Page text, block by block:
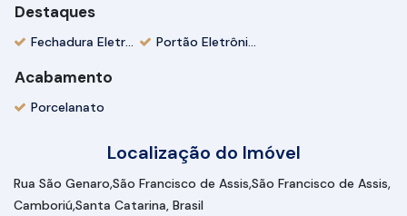
Destaques
Fechadura Eletrônica Portão Eletrônico
Acabamento
Porcelanato
Localização do Imóvel
Rua São Genaro São Francisco de Assis São Francisco de Assis
CamboriúSanta Catarina, Brasil